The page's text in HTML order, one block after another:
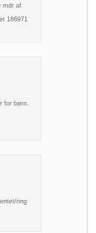
mdr af
186971
for børn.
ring